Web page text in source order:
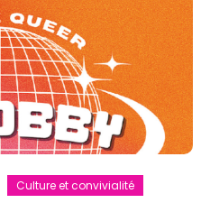
Culture et convivialité